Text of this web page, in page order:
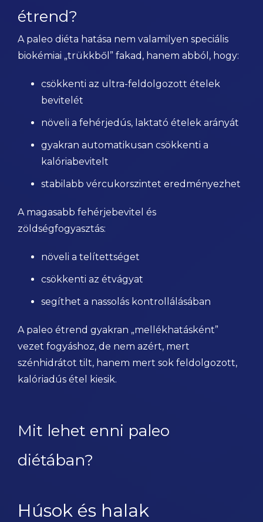
étrend?
A paleo diéta hatása nem valamilyen speciális
biokémiai „trükkből” fakad, hanem abból, hogy:
csökkenti az ultra-feldolgozott ételek
bevitelét
növeli a fehérjedús, laktató ételek arányát
gyakran automatikusan csökkenti a
kalóriabevitelt
stabilabb vércukorszintet eredményezhet
A magasabb fehérjebevitel és
zöldségfogyasztás:
növeli a telítettséget
csökkenti az étvágyat
segíthet a nassolás kontrollálásában
A paleo étrend gyakran „mellékhatásként”
vezet fogyáshoz, de nem azért, mert
szénhidrátot tilt, hanem mert sok feldolgozott,
kalóriadús étel kiesik.
Mit lehet enni paleo
diétában?
Húsok és halak